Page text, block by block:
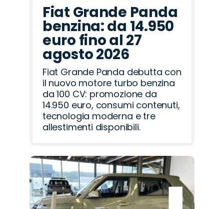
Fiat Grande Panda
benzina: da 14.950
euro fino al 27
agosto 2026
Fiat Grande Panda debutta con
il nuovo motore turbo benzina
da 100 CV: promozione da
14.950 euro, consumi contenuti,
tecnologia moderna e tre
allestimenti disponibili.